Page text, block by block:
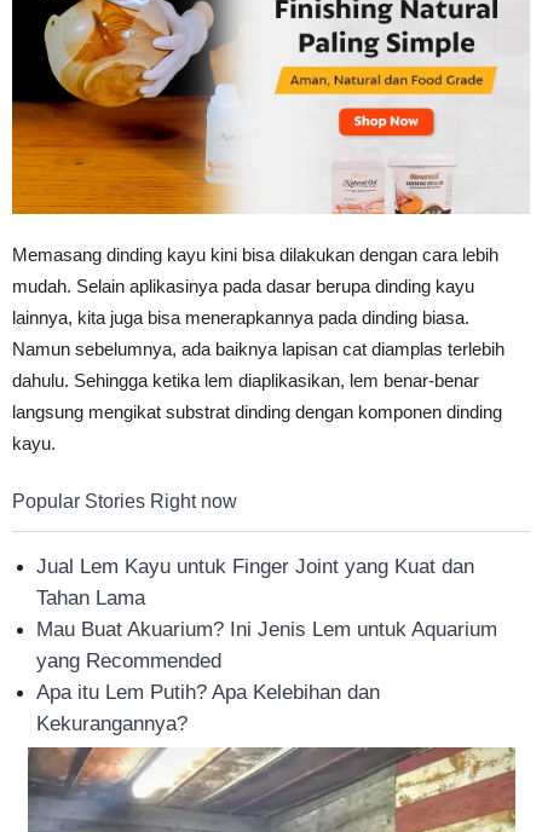
Memasang dinding kayu kini bisa dilakukan dengan cara lebih
mudah. Selain aplikasinya pada dasar berupa dinding kayu
lainnya, kita juga bisa menerapkannya pada dinding biasa.
Namun sebelumnya, ada baiknya lapisan cat diamplas terlebih
dahulu. Sehingga ketika lem diaplikasikan, lem benar-benar
langsung mengikat substrat dinding dengan komponen dinding
kayu.
Popular Stories Right now
Jual Lem Kayu untuk Finger Joint yang Kuat dan
Tahan Lama
Mau Buat Akuarium? Ini Jenis Lem untuk Aquarium
yang Recommended
Apa itu Lem Putih? Apa Kelebihan dan
Kekurangannya?